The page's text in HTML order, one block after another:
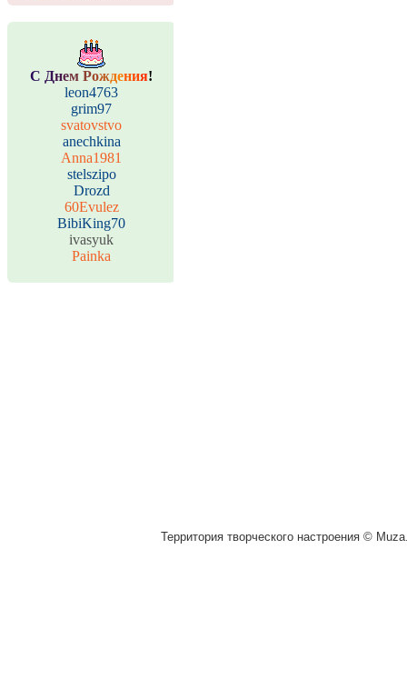
С Днем Рождения!
leon4763
grim97
svatovstvo
anechkina
Anna1981
stelszipo
Drozd
60Evulez
BibiKing70
ivasyuk
Painka
Территория творческого настроения ©